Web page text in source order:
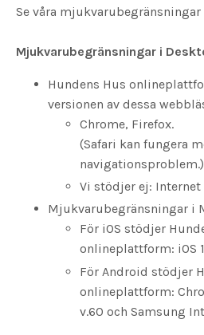
Se våra mjukvarubegränsningar
Mjukvarubegränsningar i
Hundens Hus
versionen av dessa
Chrome, Firefox.
(Safari kan fungera
navigationsproblem.)
Vi stödjer ej: Internet
Mjukvarubegränsningar i
För iOS stödjer
onlineplattform: iOS
För Android stödjer
onlineplattform:
v.60 och Samsung